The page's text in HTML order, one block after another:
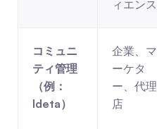
ィエンス
コミュニ
ティ管理
（例：
Ideta）
企業、マ
ーケタ
ー、代理
店